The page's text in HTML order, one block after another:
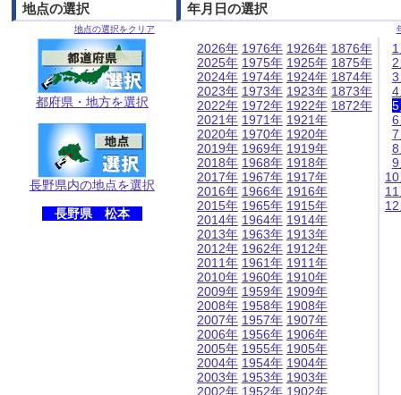
地点の選択
地点の選択をクリア
都府県・地方を選択
長野県内の地点を選択
長野県 松本
年月日の選択
2026年
2025年
2024年
2023年
2022年
2021年
2020年
2019年
2018年
2017年
2016年
2015年
2014年
2013年
2012年
2011年
2010年
2009年
2008年
2007年
2006年
2005年
2004年
2003年
2002年
1976年
1975年
1974年
1973年
1972年
1971年
1970年
1969年
1968年
1967年
1966年
1965年
1964年
1963年
1962年
1961年
1960年
1959年
1958年
1957年
1956年
1955年
1954年
1953年
1952年
1926年
1925年
1924年
1923年
1922年
1921年
1920年
1919年
1918年
1917年
1916年
1915年
1914年
1913年
1912年
1911年
1910年
1909年
1908年
1907年
1906年
1905年
1904年
1903年
1902年
1876年
1875年
1874年
1873年
1872年